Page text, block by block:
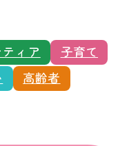
ィア
子育て
高齢者